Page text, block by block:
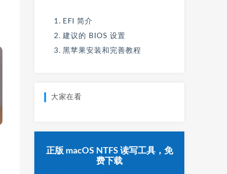
EFI 简介
建议的 BIOS 设置
黑苹果安装和完善教程
大家在看
正版 macOS NTFS 读写工具，免
费下载